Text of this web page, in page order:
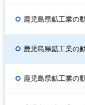
鹿児島県鉱工業の
鹿児島県鉱工業の
鹿児島県鉱工業の